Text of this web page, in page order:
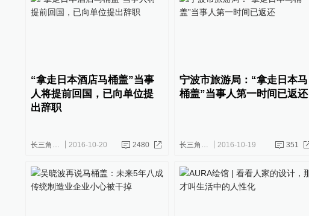
“拿走日本酒店马桶盖”当事
人将提前回国，已向单位提
出辞职
长三角政商 2016-10-20 2480
宁波市旅游局：“拿走日本马
桶盖”当事人第一时间已返还
长三角政商 2016-10-19 351